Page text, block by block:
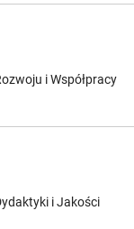
i Współpracy
i Jakości